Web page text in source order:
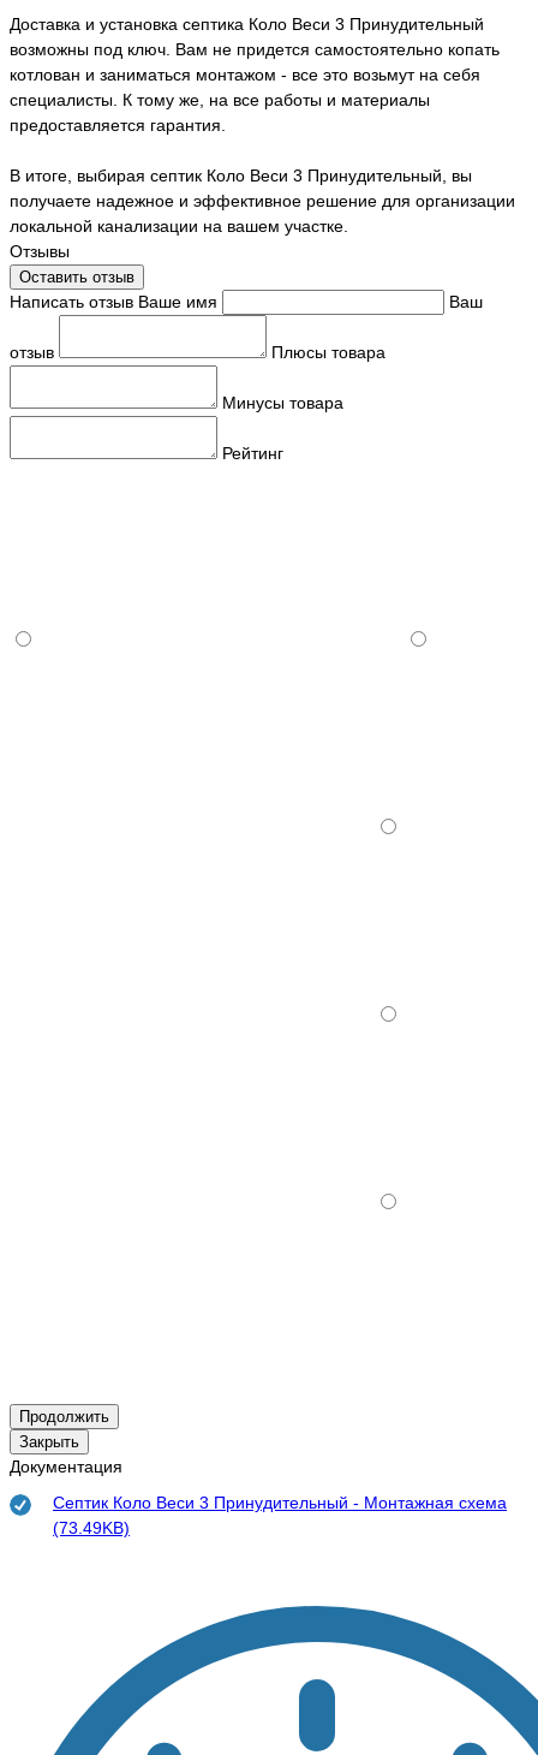
Доставка и установка септика Коло Веси 3 Принудительный
возможны под ключ. Вам не придется самостоятельно копать
котлован и заниматься монтажом - все это возьмут на себя
специалисты. К тому же, на все работы и материалы
предоставляется гарантия.
В итоге, выбирая септик Коло Веси 3 Принудительный, вы
получаете надежное и эффективное решение для организации
локальной канализации на вашем участке.
Отзывы
Оставить отзыв
Написать отзыв Ваше имя Ваш
отзыв Плюсы товара
Минусы товара
Рейтинг
Продолжить
Закрыть
Документация
Септик Коло Веси 3 Принудительный - Монтажная схема
(73.49KB)